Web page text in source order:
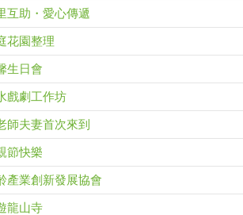
互助・愛心傳遞
花園整理
生日會
戲劇工作坊
師夫妻首次來到
節快樂
產業創新發展協會
龍山寺